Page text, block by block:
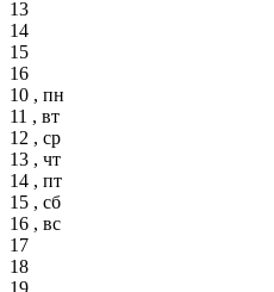
13
14
15
16
10 , пн
11 , вт
12 , ср
13 , чт
14 , пт
15 , сб
16 , вс
17
18
19